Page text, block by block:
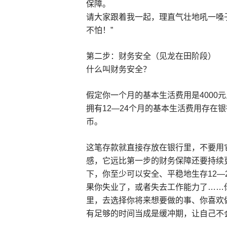
保障。
请大家跟着我一起，理直气壮地吼一嗓
不怕！”
第二步：财务安全（见龙在田阶段）
什么叫财务安全？
假定你一个月的基本生活费用是4000
拥有12—24个月的基本生活费用存在
币。
这笔存款就直接存放在银行里，不要
感，它远比第一步的财务保障还要持
下，你至少可以安全、平稳地生存
果你失业了，或者失去工作能力了
里，去选择你将来想要做的事、你喜
有足够的时间当成是缓冲期，让自己